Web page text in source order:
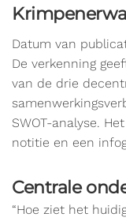
Datum van
De verkenning
van de drie
SWOT-analyse.
notitie en een
Centrale
“Hoe ziet het